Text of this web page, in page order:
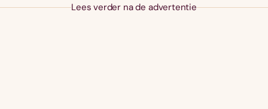
Lees verder na de advertentie